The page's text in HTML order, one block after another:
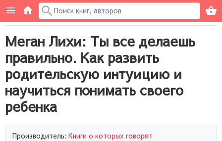
Меган Лихи: Ты все делаешь
правильно. Как развить
родительскую интуицию и
научиться понимать своего
ребенка
Производитель: Книги о которых говорят